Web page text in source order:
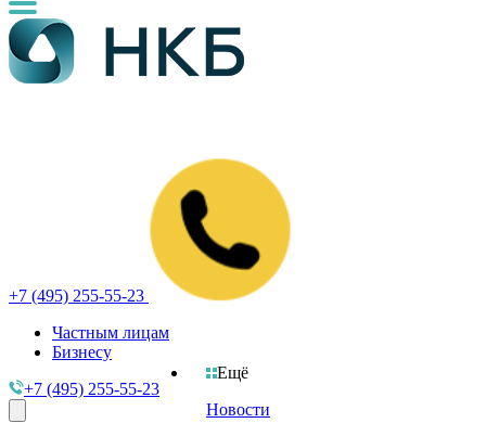
+7 (495) 255-55-23
Частным лицам
Бизнесу
Ещё
Новости
+7 (495) 255-55-23